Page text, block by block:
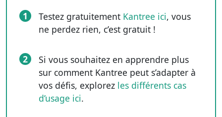
1
Testez gratuitement Kantree ici, vous
ne perdez rien, c’est gratuit !
2
Si vous souhaitez en apprendre plus
sur comment Kantree peut s’adapter à
vos défis, explorez les différents cas
d’usage ici.